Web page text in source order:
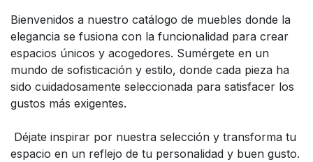
Bienvenidos a nuestro catálogo de muebles donde la
elegancia se fusiona con la funcionalidad para crear
espacios únicos y acogedores. Sumérgete en un
mundo de sofisticación y estilo, donde cada pieza ha
sido cuidadosamente seleccionada para satisfacer los
gustos más exigentes.
Déjate inspirar por nuestra selección y transforma tu
espacio en un reflejo de tu personalidad y buen gusto.